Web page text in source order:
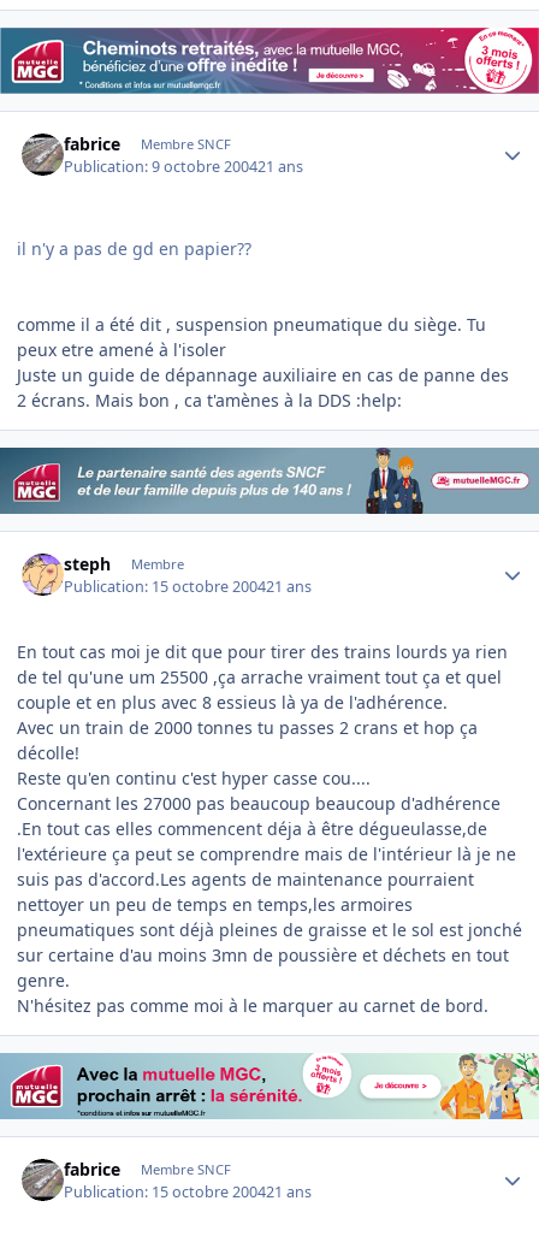
fabrice Membre SNCF
Publication:9 octobre 200421 ans
il n'y a pas de gd en papier??
comme il a été dit , suspension pneumatique du siège. Tu
peux etre amené à l'isoler
Juste un guide de dépannage auxiliaire en cas de panne des
2 écrans. Mais bon , ca t'amènes à la DDS :help:
steph Membre
Publication: 15 octobre 200421 ans
En tout cas moi je dit que pour tirer des trains lourds ya rien
de tel qu'une um 25500 ,ça arrache vraiment tout ça et quel
couple et en plus avec 8 essieus là ya de l'adhérence.
Avec un train de 2000 tonnes tu passes 2 crans et hop ça
décolle!
Reste qu'en continu c'est hyper casse cou....
Concernant les 27000 pas beaucoup beaucoup d'adhérence
.En tout cas elles commencent déja à être dégueulasse,de
l'extérieure ça peut se comprendre mais de l'intérieur là je ne
suis pas d'accord.Les agents de maintenance pourraient
nettoyer un peu de temps en temps,les armoires
pneumatiques sont déjà pleines de graisse et le sol est jonché
sur certaine d'au moins 3mn de poussière et déchets en tout
genre.
N'hésitez pas comme moi à le marquer au carnet de bord.
fabrice Membre SNCF
Publication: 15 octobre 200421 ans